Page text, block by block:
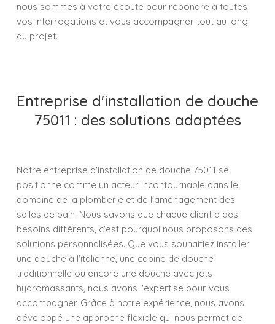
nous sommes à votre écoute pour répondre à toutes
vos interrogations et vous accompagner tout au long
du projet.
Entreprise d'installation de douche
75011 : des solutions adaptées
Notre entreprise d'installation de douche 75011 se
positionne comme un acteur incontournable dans le
domaine de la plomberie et de l'aménagement des
salles de bain. Nous savons que chaque client a des
besoins différents, c'est pourquoi nous proposons des
solutions personnalisées. Que vous souhaitiez installer
une douche à l'italienne, une cabine de douche
traditionnelle ou encore une douche avec jets
hydromassants, nous avons l'expertise pour vous
accompagner. Grâce à notre expérience, nous avons
développé une approche flexible qui nous permet de